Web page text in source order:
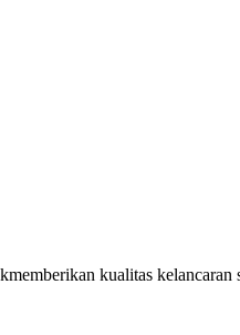
kualitas